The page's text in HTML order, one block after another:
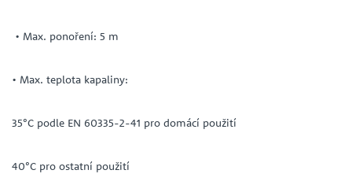
• Max. ponoření: 5 m
• Max. teplota kapaliny:
35°C podle EN 60335-2-41 pro domácí použití
40°C pro ostatní použití